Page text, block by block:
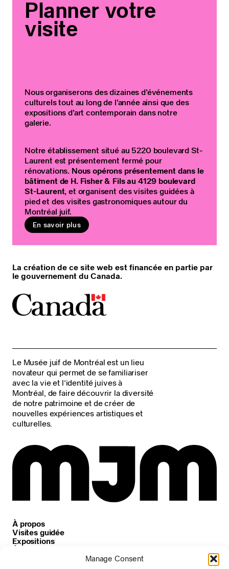
Manage Consent
Planner votre
visite
Nous organiserons des dizaines d’événements
culturels tout au long de l’année ainsi que des
expositions d’art contemporain dans notre
galerie.
Notre établissement situé au 5220 boulevard St-
Laurent est présentement fermé pour
rénovations. Nous opérons présentement dans le
bâtiment de H. Fisher & Fils au 4129 boulevard
St-Laurent, et organisent des visites guidées à
pied et des visites gastronomiques autour du
Montréal juif.
En savoir plus
La création de ce site web est financée en partie par
le gouvernement du Canada.
Le Musée juif de Montréal est un lieu
novateur qui permet de se familiariser
avec la vie et l’identité juives à
Montréal, de faire découvrir la diversité
de notre patrimoine et de créer de
nouvelles expériences artistiques et
culturelles.
À propos
Visites guidée
Expositions
Événements